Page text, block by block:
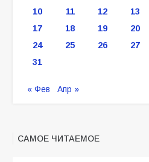
10
11 12 13
17
18 19 20
24
25 26 27
31
« Фев Апр »
САМОЕ ЧИТАЕМОЕ